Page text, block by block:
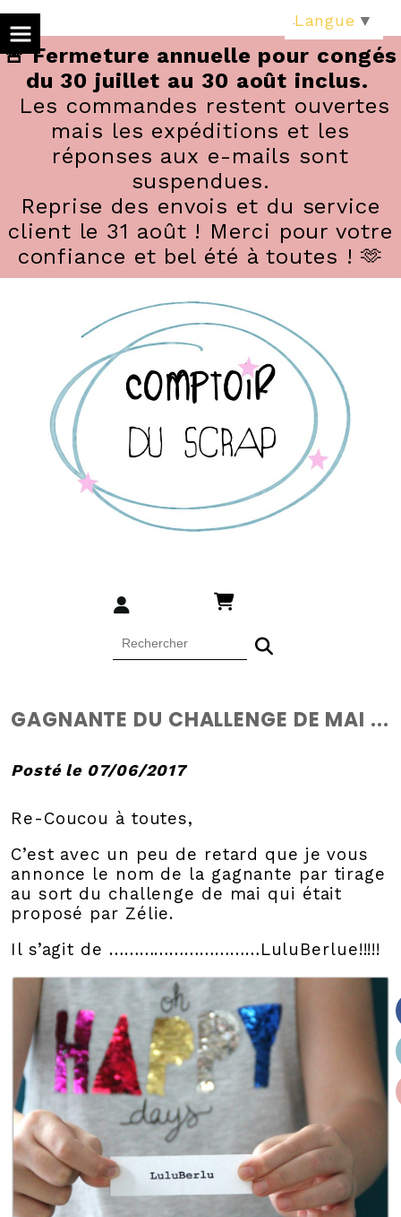
🚨 Fermeture annuelle pour congés
du 30 juillet au 30 août inclus.
Les commandes restent ouvertes
mais les expéditions et les
réponses aux e-mails sont
suspendues.
Reprise des envois et du service
client le 31 août ! Merci pour votre
confiance et bel été à toutes ! 🫶
GAGNANTE DU CHALLENGE DE MAI ...
Posté le 07/06/2017
Re-Coucou à toutes,
C’est avec un peu de retard que je vous
annonce le nom de la gagnante par tirage
au sort du challenge de mai qui était
proposé par Zélie.
Il s’agit de …………………………LuluBerlue!!!!!
Langue ▼